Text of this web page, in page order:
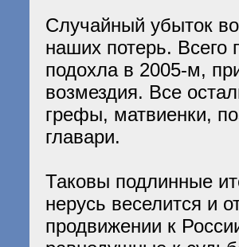
Случайный убыток
наших потерь. Всего
подохла в 2005-м,
возмездия. Все
грефы, матвиенки,
главари.
Таковы подлинные
нерусь веселится и
продвижении к